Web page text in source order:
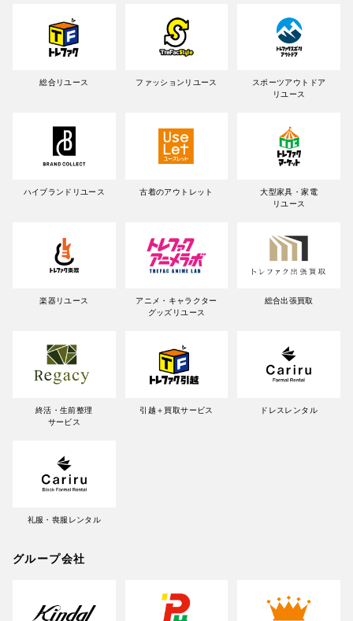
総合リユース ファッションリユース
スポーツアウトドア
リユース
ハイブランドリユース 古着のアウトレット
大型家具・家電
リユース
楽器リユース
アニメ・キャラクター
グッズリユース
総合出張買取
終活・生前整理
サービス
引越＋買取サービス ドレスレンタル
礼服・喪服レンタル
グループ会社